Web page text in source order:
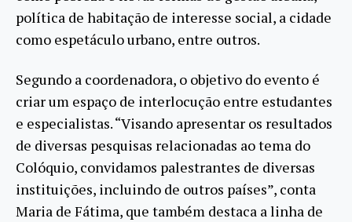
política de habitação de interesse social, a cidade
como espetáculo urbano, entre outros.
Segundo a coordenadora, o objetivo do evento é
criar um espaço de interlocução entre estudantes
e especialistas. “Visando apresentar os resultados
de diversas pesquisas relacionadas ao tema do
Colóquio, convidamos palestrantes de diversas
instituições, incluindo de outros países”, conta
Maria de Fátima, que também destaca a linha de